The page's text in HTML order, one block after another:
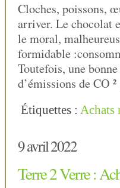
Cloches, poissons,
arriver. Le chocolat
le moral,
formidable
Toutefois, une
d’émissions de CO
Étiquettes : Achats
9 avril 2022
Terre 2 Verre :